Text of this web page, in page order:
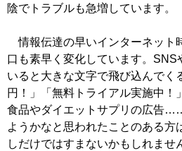
陰でトラブルも急増しています。
情報伝達の早いインターネット
口も素早く変化しています。SNS
いると大きな文字で飛び込んでく
円！」「無料トライアル実施中！
食品やダイエットサプリの広告
ようかなと思われたことのある方
しだけではすまないかもしれませ